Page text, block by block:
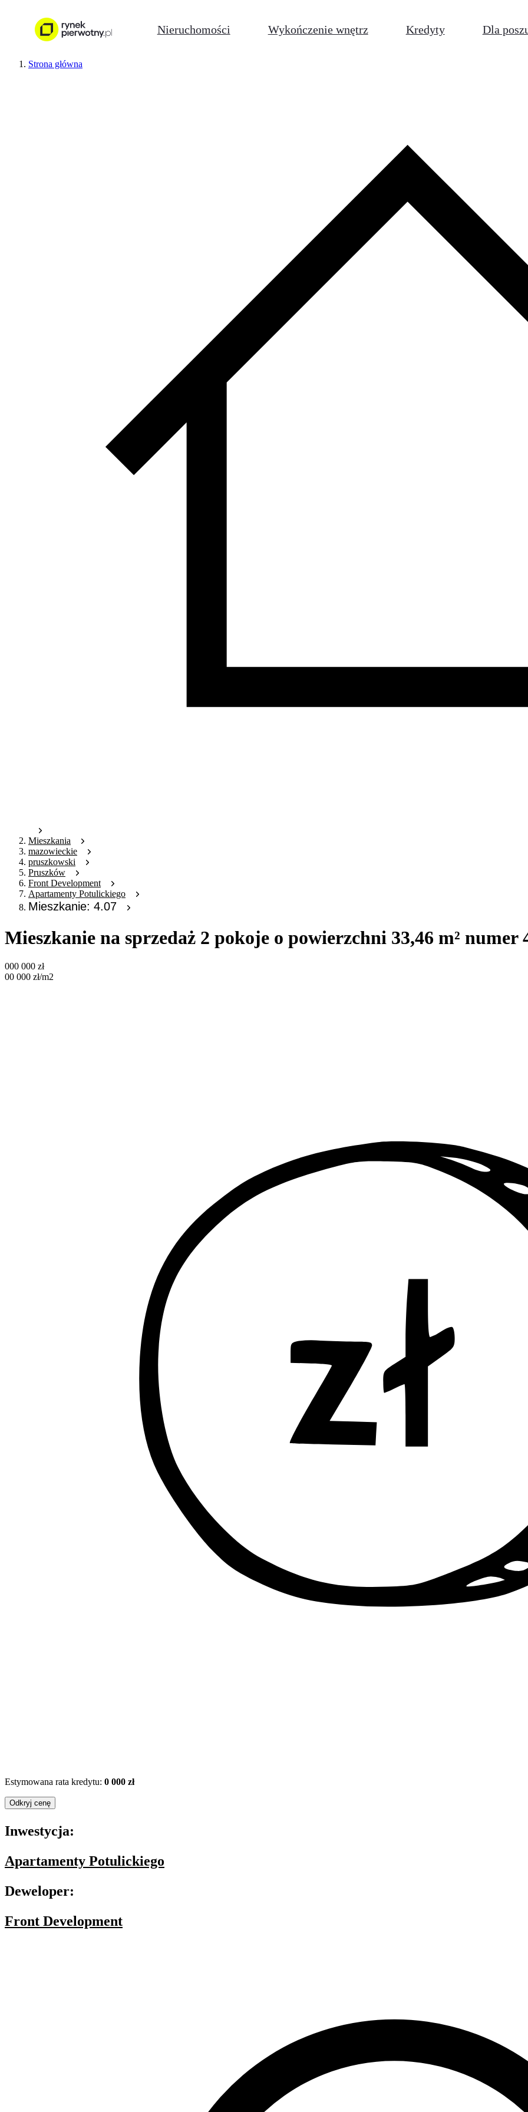
Nieruchomości Wykończenie wnętrz Kredyty Dla
Strona główna
Mieszkania
mazowieckie
pruszkowski
Pruszków
Front Development
Apartamenty Potulickiego
Mieszkanie: 4.07
Mieszkanie na sprzedaż 2 pokoje o powierzchni 33,46 m² numer
000 000 zł
00 000 zł/m2
Estymowana rata kredytu: 0 000 zł
Odkryj cenę
Inwestycja:
Apartamenty Potulickiego
Deweloper:
Front Development